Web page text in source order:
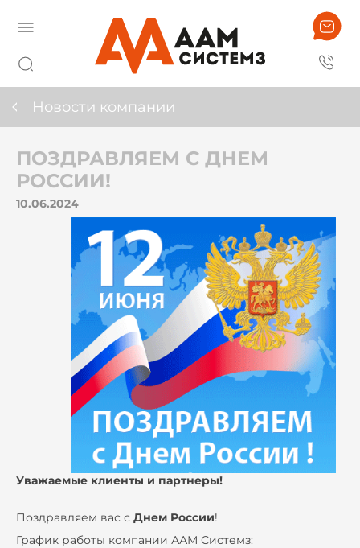
Новости компании
ПОЗДРАВЛЯЕМ С ДНЕМ
РОССИИ!
10.06.2024
Уважаемые клиенты и партнеры!
Поздравляем вас с Днем России!
График работы компании ААМ Системз: